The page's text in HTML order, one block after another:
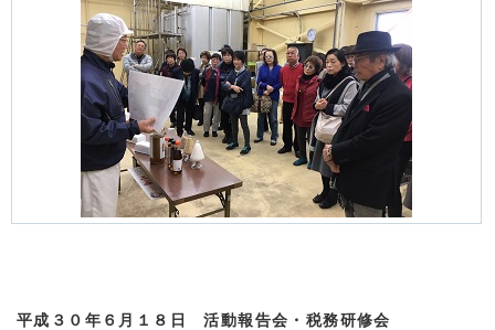
平成３０年６月１８日 活動報告会・税務研修会